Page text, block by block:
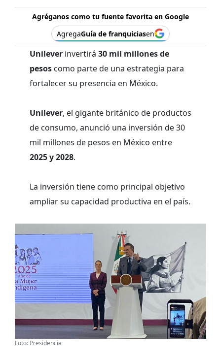
Agréganos como tu fuente favorita en Google
AgregaGuía de franquiciasen
Unilever invertirá 30 mil millones de
pesos como parte de una estrategia para
fortalecer su presencia en México.
Unilever, el gigante británico de productos
de consumo, anunció una inversión de 30
mil millones de pesos en México entre
2025 y 2028.
La inversión tiene como principal objetivo
ampliar su capacidad productiva en el país.
Foto: Presidencia